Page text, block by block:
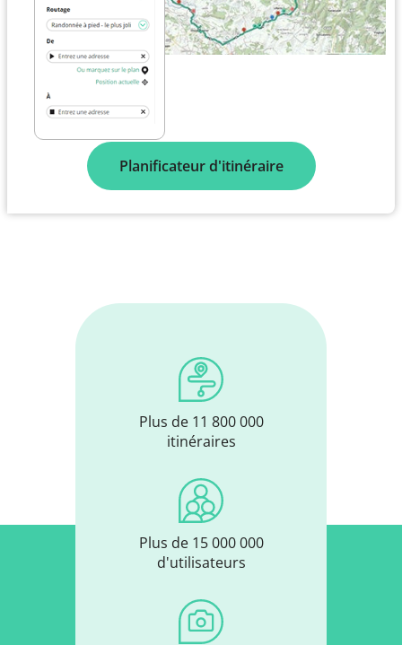
Planificateur d'itinéraire
Plus de 11 800 000
itinéraires
Plus de 15 000 000
d'utilisateurs